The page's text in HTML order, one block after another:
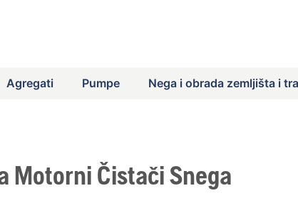
Agregati Pumpe Nega i obrada zemljišta i
Motorni Čistači Snega